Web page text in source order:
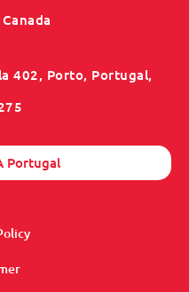
402, Porto, Portugal,
Portugal